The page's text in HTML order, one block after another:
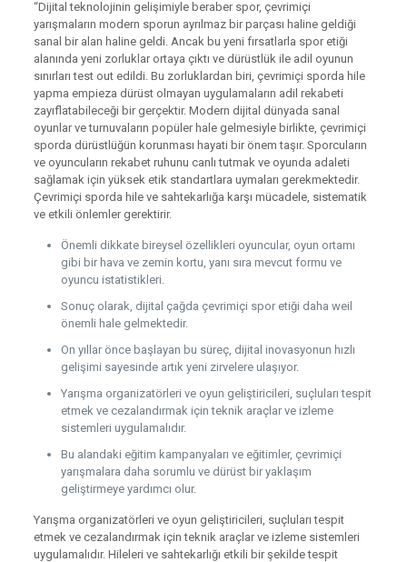
“Dijital teknolojinin gelişimiyle beraber spor, çevrimiçi
yarışmaların modern sporun ayrılmaz bir parçası haline geldiği
sanal bir alan haline geldi. Ancak bu yeni fırsatlarla spor etiği
alanında yeni zorluklar ortaya çıktı ve dürüstlük ile adil oyunun
sınırları test out edildi. Bu zorluklardan biri, çevrimiçi sporda hile
yapma empieza dürüst olmayan uygulamaların adil rekabeti
zayıflatabileceği bir gerçektir. Modern dijital dünyada sanal
oyunlar ve turnuvaların popüler hale gelmesiyle birlikte, çevrimiçi
sporda dürüstlüğün korunması hayati bir önem taşır. Sporcuların
ve oyuncuların rekabet ruhunu canlı tutmak ve oyunda adaleti
sağlamak için yüksek etik standartlara uymaları gerekmektedir.
Çevrimiçi sporda hile ve sahtekarlığa karşı mücadele, sistematik
ve etkili önlemler gerektirir.
Önemli dikkate bireysel özellikleri oyuncular, oyun ortamı
gibi bir hava ve zemin kortu, yanı sıra mevcut formu ve
oyuncu istatistikleri.
Sonuç olarak, dijital çağda çevrimiçi spor etiği daha weil
önemli hale gelmektedir.
On yıllar önce başlayan bu süreç, dijital inovasyonun hızlı
gelişimi sayesinde artık yeni zirvelere ulaşıyor.
Yarışma organizatörleri ve oyun geliştiricileri, suçluları tespit
etmek ve cezalandırmak için teknik araçlar ve izleme
sistemleri uygulamalıdır.
Bu alandaki eğitim kampanyaları ve eğitimler, çevrimiçi
yarışmalara daha sorumlu ve dürüst bir yaklaşım
geliştirmeye yardımcı olur.
Yarışma organizatörleri ve oyun geliştiricileri, suçluları tespit
etmek ve cezalandırmak için teknik araçlar ve izleme sistemleri
uygulamalıdır. Hileleri ve sahtekarlığı etkili bir şekilde tespit